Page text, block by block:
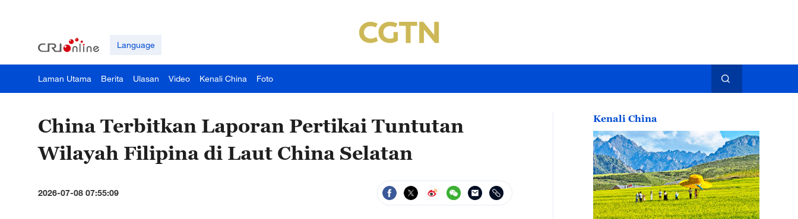
Language
Laman Utama Berita Ulasan Video Kenali China Foto
China Terbitkan Laporan Pertikai Tuntutan
Wilayah Filipina di Laut China Selatan
2026-07-08 07:55:09
Kenali China